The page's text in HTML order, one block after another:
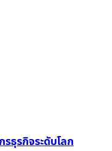
ธุรกิจระดับโลก